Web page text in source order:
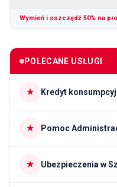
Wymień i oszczędź 50% na
POLECANE USŁUGI
★ Kredyt
★ Pomoc
★ Ubezpieczenia w